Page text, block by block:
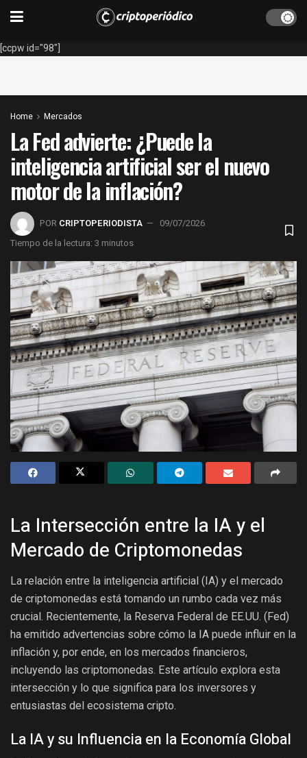
[ccpw id="98"]
Home Mercados
La Fed advierte: ¿Puede la
inteligencia artificial ser el nuevo
motor de la inflación?
POR CRIPTOPERIODISTA
09/07/2026
Tiempo de la lectura: 3 minutos
La Intersección entre la IA y el
Mercado de Criptomonedas
La relación entre la inteligencia artificial (IA) y el mercado
de criptomonedas está tomando un rumbo cada vez más
crucial. Recientemente, la Reserva Federal de EE.UU. (Fed)
ha emitido advertencias sobre cómo la IA puede influir en la
inflación y, por ende, en los mercados financieros,
incluyendo las criptomonedas. Este artículo explora esta
intersección y lo que significa para los inversores y
entusiastas del ecosistema cripto.
La IA y su Influencia en la Economía Global